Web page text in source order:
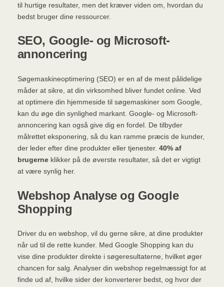
til hurtige resultater, men det kræver viden om, hvordan du
bedst bruger dine ressourcer.
SEO, Google- og Microsoft-
annoncering
Søgemaskineoptimering (SEO) er en af de mest pålidelige
måder at sikre, at din virksomhed bliver fundet online. Ved
at optimere din hjemmeside til søgemaskiner som Google,
kan du øge din synlighed markant. Google- og Microsoft-
annoncering kan også give dig en fordel. De tilbyder
målrettet eksponering, så du kan ramme præcis de kunder,
der leder efter dine produkter eller tjenester. 40% af
brugerneklikker på de øverste resultater, så det er vigtigt
at være synlig her.
Webshop Analyse og Google
Shopping
Driver du en webshop, vil du gerne sikre, at dine produkter
når ud til de rette kunder. Med Google Shopping kan du
vise dine produkter direkte i søgeresultaterne, hvilket øger
chancen for salg. Analyser din webshop regelmæssigt for at
finde ud af, hvilke sider der konverterer bedst, og hvor der